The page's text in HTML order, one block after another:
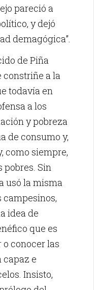
pareció a
y dejó
demagógica”.
de Piña
constriñe a la
todavía en
a los
y pobreza
de consumo y,
como siempre,
pobres. Sin
usó la misma
idea de
que es
conocer las
capaz e
Insisto,